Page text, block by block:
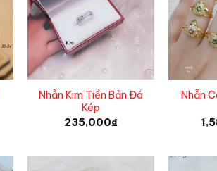
Nhẫn Kim Tiền Bản Đá
Kép
235,000₫
Nhẫn